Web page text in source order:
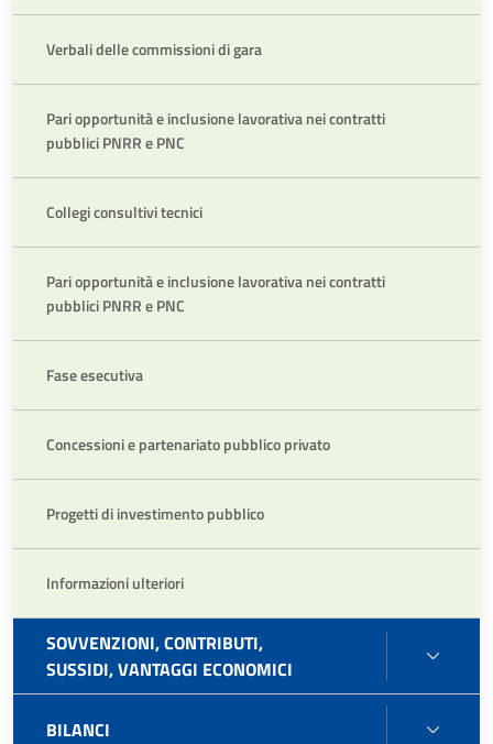
Verbali delle commissioni di gara
Pari opportunità e inclusione lavorativa nei contratti
pubblici PNRR e PNC
Collegi consultivi tecnici
Pari opportunità e inclusione lavorativa nei contratti
pubblici PNRR e PNC
Fase esecutiva
Concessioni e partenariato pubblico privato
Progetti di investimento pubblico
Informazioni ulteriori
SOVVENZIONI, CONTRIBUTI,
SUSSIDI, VANTAGGI ECONOMICI
BILANCI